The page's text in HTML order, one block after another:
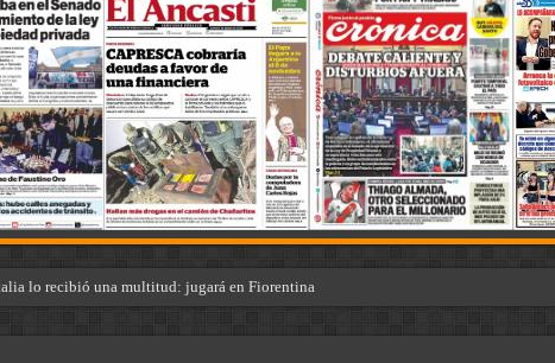
en Italia: «Quién hubiera dicho que europeos le iban a robar a un latino»